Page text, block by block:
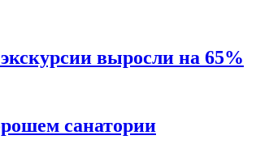
выросли на 65%
санатории